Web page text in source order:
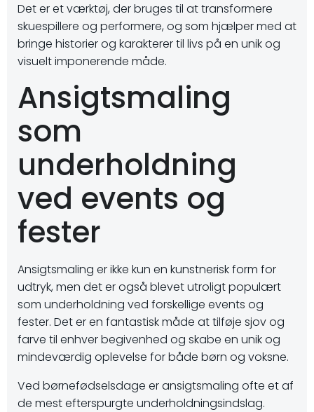
Det er et værktøj, der bruges til at transformere
skuespillere og performere, og som hjælper med at
bringe historier og karakterer til livs på en unik og
visuelt imponerende måde.
Ansigtsmaling
som
underholdning
ved events og
fester
Ansigtsmaling er ikke kun en kunstnerisk form for
udtryk, men det er også blevet utroligt populært
som underholdning ved forskellige events og
fester. Det er en fantastisk måde at tilføje sjov og
farve til enhver begivenhed og skabe en unik og
mindeværdig oplevelse for både børn og voksne.
Ved børnefødselsdage er ansigtsmaling ofte et af
de mest efterspurgte underholdningsindslag.